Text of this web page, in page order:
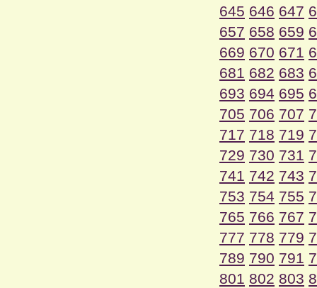
645 646 647
657 658 659
669 670 671
681 682 683
693 694 695
705 706 707
717 718 719
729 730 731
741 742 743
753 754 755
765 766 767
777 778 779
789 790 791
801 802 803